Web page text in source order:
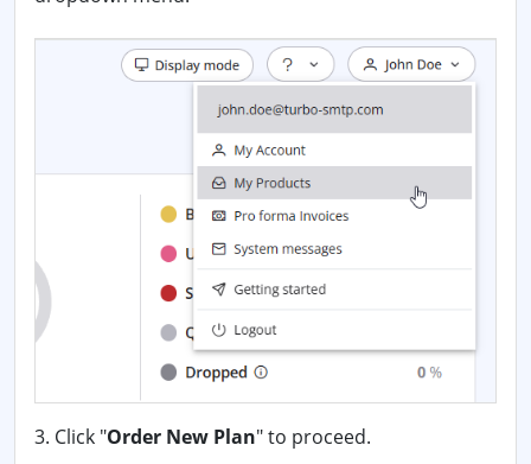
3. Click "Order New Plan" to proceed.